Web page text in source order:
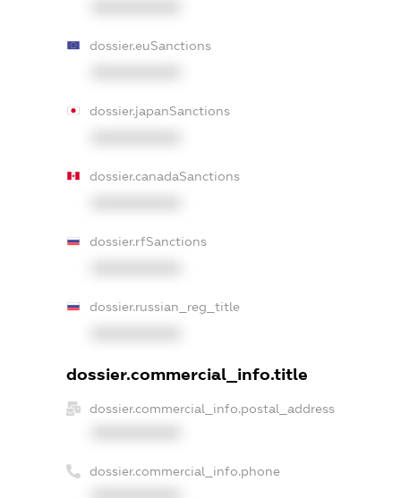
dossier.euSanctions
dossier.japanSanctions
dossier.canadaSanctions
dossier.rfSanctions
dossier.russian_reg_title
dossier.commercial_info.title
dossier.commercial_info.postal_address
dossier.commercial_info.phone